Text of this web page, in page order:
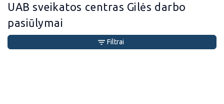
UAB sveikatos centras Gilės darbo
pasiūlymai
Filtrai